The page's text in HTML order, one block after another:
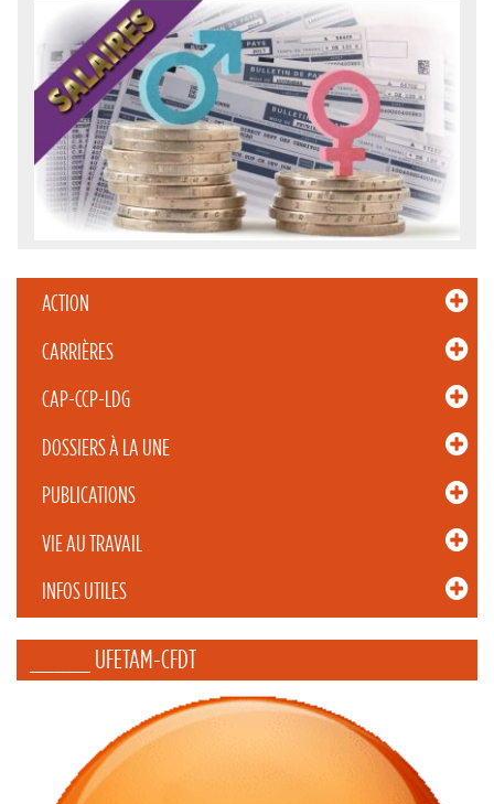
ACTION
CARRIÈRES
CAP-CCP-LDG
DOSSIERS À LA UNE
PUBLICATIONS
VIE AU TRAVAIL
INFOS UTILES
_____ UFETAM-CFDT